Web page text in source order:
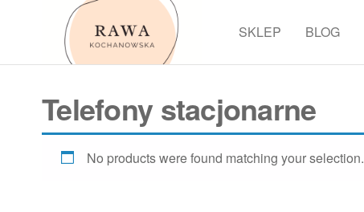
SKLEP BLOG
Telefony stacjonarne
No products were found matching your selection.